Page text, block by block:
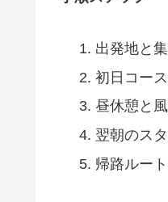
出発地と
初日コー
昼休憩と
翌朝のス
帰路ルー